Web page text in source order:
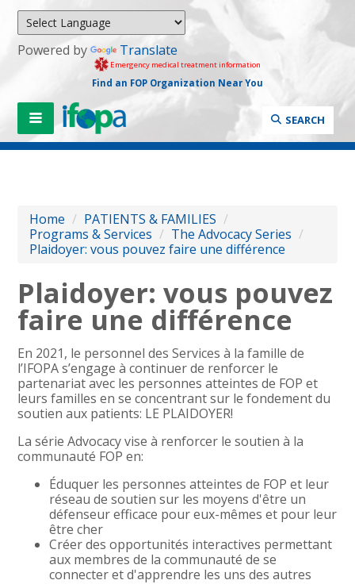
Powered by Translate
Emergency medical treatment information
Find an FOP Organization Near You
SEARCH
Home / PATIENTS & FAMILIES /
Programs & Services / The Advocacy Series /
Plaidoyer: vous pouvez faire une différence
Plaidoyer: vous pouvez
faire une différence
En 2021, le personnel des Services à la famille de
l’IFOPA s’engage à continuer de renforcer le
partenariat avec les personnes atteintes de FOP et
leurs familles en se concentrant sur le fondement du
soutien aux patients: LE PLAIDOYER!
La série Advocacy vise à renforcer le soutien à la
communauté FOP en:
Éduquer les personnes atteintes de FOP et leur
réseau de soutien sur les moyens d'être un
défenseur efficace pour eux-mêmes et pour leur
être cher
Créer des opportunités interactives permettant
aux membres de la communauté de se
connecter et d'apprendre les uns des autres